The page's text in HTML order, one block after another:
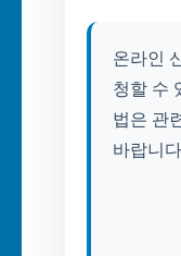
온라인
청할 수
법은 관
바랍니